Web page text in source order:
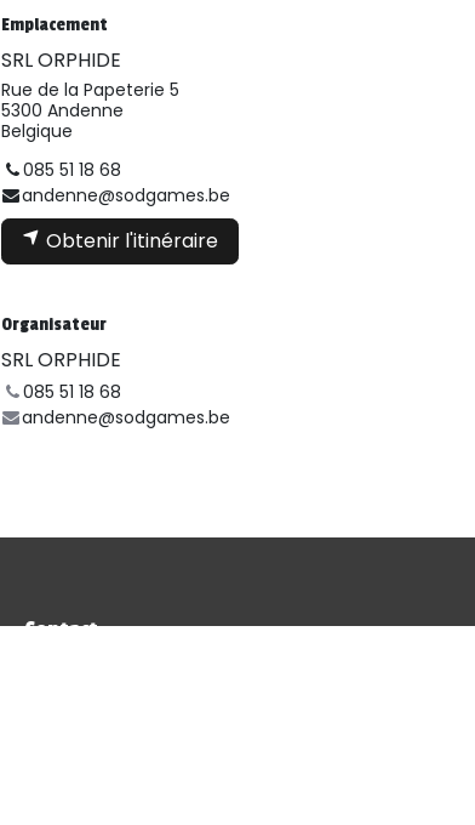
Emplacement
SRL ORPHIDE
Rue de la Papeterie 5
5300 Andenne
Belgique
085 51 18 68
andenne@sodgames.be
Obtenir l'itinéraire
Organisateur
SRL ORPHIDE
085 51 18 68
andenne@sodgames.be
Contact